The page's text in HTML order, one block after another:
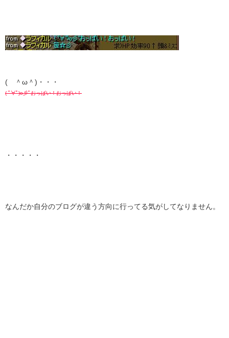
( ＾ω＾)・・・
( ﾟ∀ﾟ)o彡ﾟおっぱい！おっぱい！
・・・・・
なんだか自分のブログが違う方向に行ってる気がしてなりません。